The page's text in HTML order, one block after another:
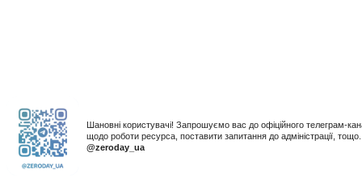
Шановні користувачі! Запрошуємо вас до офіційного телеграм-
щодо роботи ресурса, поставити запитання до адміністрації,
@zeroday_ua